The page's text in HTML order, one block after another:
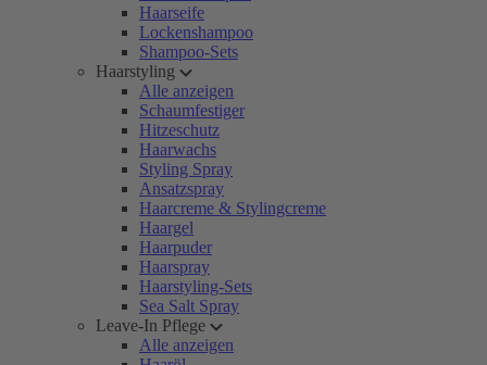
Haarseife
Lockenshampoo
Shampoo-Sets
Haarstyling
Alle anzeigen
Schaumfestiger
Hitzeschutz
Haarwachs
Styling Spray
Ansatzspray
Haarcreme & Stylingcreme
Haargel
Haarpuder
Haarspray
Haarstyling-Sets
Sea Salt Spray
Leave-In Pflege
Alle anzeigen